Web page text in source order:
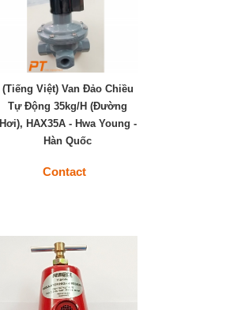
(Tiếng Việt) Van Đảo Chiều
Tự Động 35kg/h (Đường
Hơi), HAX35A - Hwa Young -
Hàn Quốc
Contact